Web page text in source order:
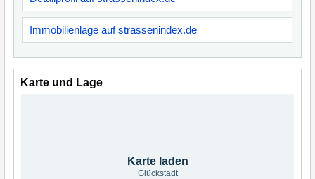
Immobilienlage auf strassenindex.de
Karte und Lage
Karte laden
Glückstadt